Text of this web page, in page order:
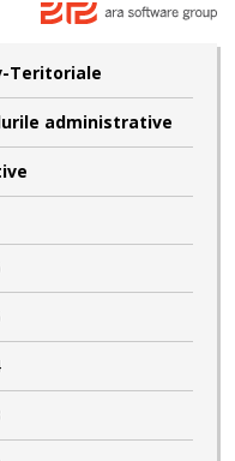
Teritoriale
administrative